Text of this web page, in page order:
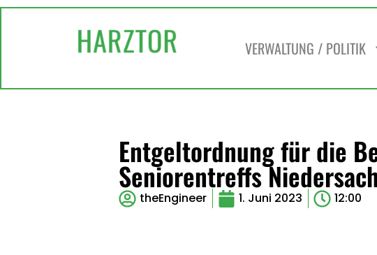
VERWALTUNG / POLITIK
Entgeltordnung für die
Seniorentreffs
theEngineer 1. Juni 2023 12:00